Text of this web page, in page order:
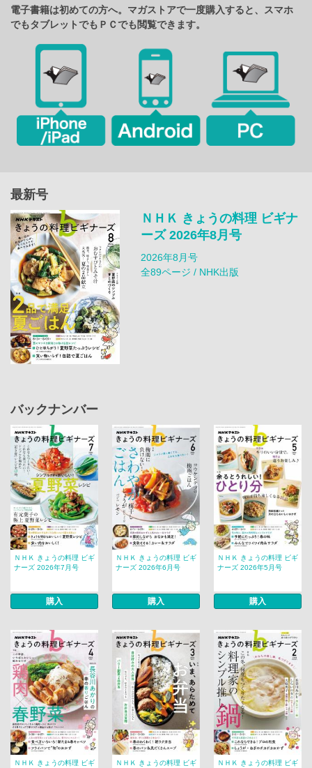
電子書籍は初めての方へ。マガストアで一度購入すると、スマホ
でもタブレットでもＰＣでも閲覧できます。
最新号
ＮＨＫ きょうの料理 ビギナ
ーズ 2026年8月号
2026年8月号
全89ページ / NHK出版
バックナンバー
ＮＨＫ きょうの料理 ビギ
ナーズ 2026年7月号
購入
ＮＨＫ きょうの料理 ビギ
ナーズ 2026年6月号
購入
ＮＨＫ きょうの料理 ビギ
ナーズ 2026年5月号
購入
ＮＨＫ きょうの料理 ビギ ＮＨＫ きょうの料理 ビギ ＮＨＫ きょうの料理 ビギ